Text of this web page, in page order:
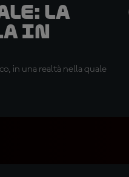
la
in
in una realtà nella quale